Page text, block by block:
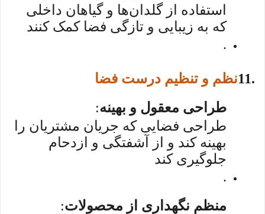
استفاده از گلدان‌ها و گیاهان داخلی
که به زیبایی و تازگی فضا کمک کنند
.
11.نظم و تنظیم درست فضا
طراحی معقول و بهینه:
طراحی فضایی که جریان مشتریان را
بهینه کند و از آشفتگی و ازدحام
جلوگیری کند
.
منظم نگهداری از محصولات: